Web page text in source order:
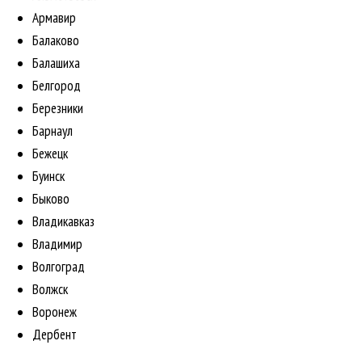
Армавир
Балаково
Балашиха
Белгород
Березники
Барнаул
Бежецк
Буинск
Быково
Владикавказ
Владимир
Волгоград
Волжск
Воронеж
Дербент